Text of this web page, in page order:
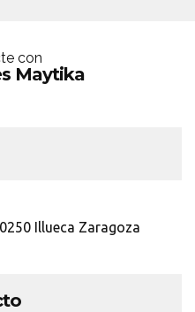
con
Maytika
Illueca Zaragoza